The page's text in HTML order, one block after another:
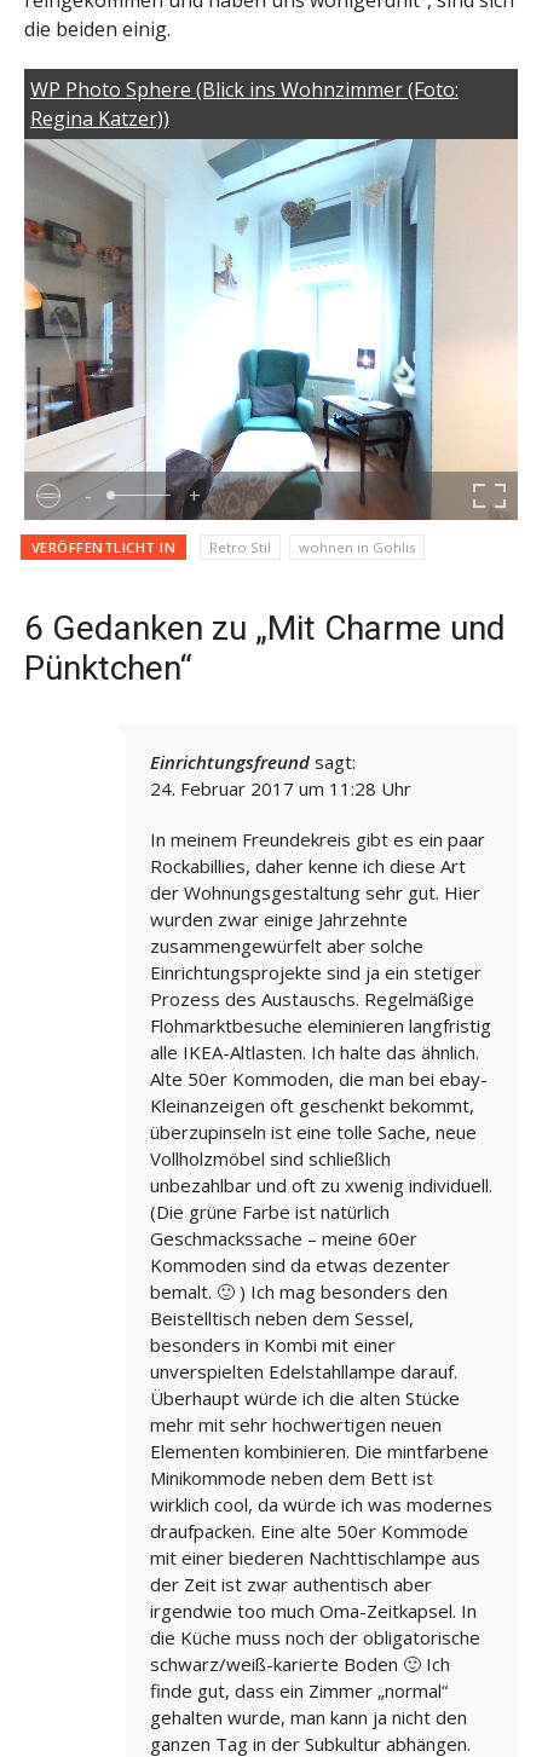
die beiden einig.
WP Photo Sphere (Blick ins Wohnzimmer (Foto:
Regina Katzer))
- +
VERÖFFENTLICHT IN Retro Stil wohnen in Gohlis
6 Gedanken zu „Mit Charme und
Pünktchen“
Einrichtungsfreund sagt:
24. Februar 2017 um 11:28 Uhr
In meinem Freundekreis gibt es ein paar
Rockabillies, daher kenne ich diese Art
der Wohnungsgestaltung sehr gut. Hier
wurden zwar einige Jahrzehnte
zusammengewürfelt aber solche
Einrichtungsprojekte sind ja ein stetiger
Prozess des Austauschs. Regelmäßige
Flohmarktbesuche eleminieren langfristig
alle IKEA-Altlasten. Ich halte das ähnlich.
Alte 50er Kommoden, die man bei ebay-
Kleinanzeigen oft geschenkt bekommt,
überzupinseln ist eine tolle Sache, neue
Vollholzmöbel sind schließlich
unbezahlbar und oft zu xwenig individuell.
(Die grüne Farbe ist natürlich
Geschmackssache – meine 60er
Kommoden sind da etwas dezenter
bemalt. 🙂 ) Ich mag besonders den
Beistelltisch neben dem Sessel,
besonders in Kombi mit einer
unverspielten Edelstahllampe darauf.
Überhaupt würde ich die alten Stücke
mehr mit sehr hochwertigen neuen
Elementen kombinieren. Die mintfarbene
Minikommode neben dem Bett ist
wirklich cool, da würde ich was modernes
draufpacken. Eine alte 50er Kommode
mit einer biederen Nachttischlampe aus
der Zeit ist zwar authentisch aber
irgendwie too much Oma-Zeitkapsel. In
die Küche muss noch der obligatorische
schwarz/weiß-karierte Boden 🙂 Ich
finde gut, dass ein Zimmer „normal“
gehalten wurde, man kann ja nicht den
ganzen Tag in der Subkultur abhängen.